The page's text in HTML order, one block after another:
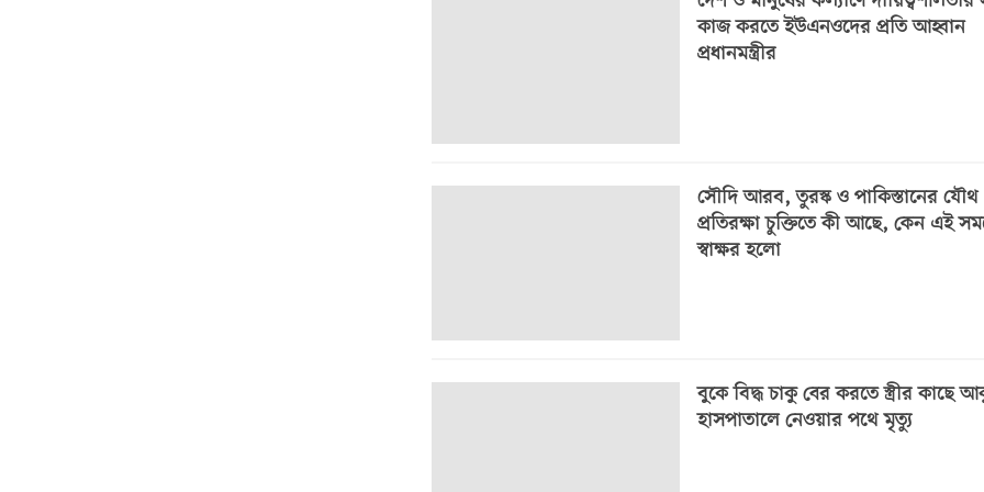
কাজ করতে ইউএনওদের প্রতি আহ্বান
প্রধানমন্ত্রীর
সৌদি আরব, তুরস্ক ও পাকিস্তানের যৌথ
প্রতিরক্ষা চুক্তিতে কী আছে, কেন এই
স্বাক্ষর হলো
বুকে বিদ্ধ চাকু বের করতে স্ত্রীর কাছে
হাসপাতালে নেওয়ার পথে মৃত্যু